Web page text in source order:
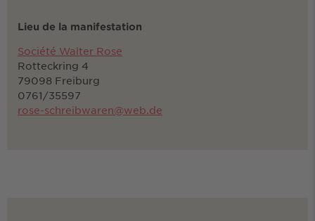
Lieu de la manifestation
Société Walter Rose
Rotteckring 4
79098 Freiburg
0761/35597
rose-schreibwaren@web.de